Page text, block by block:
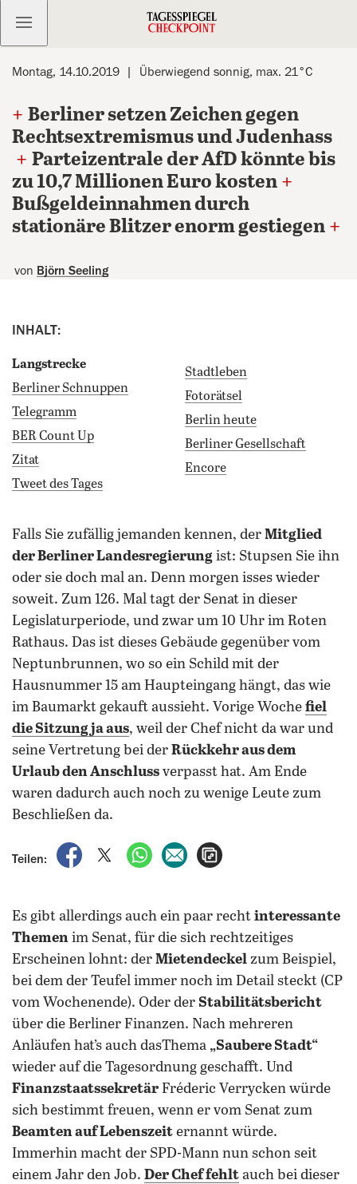
Kostenlos anmelden
Montag, 14.10.2019 Überwiegend sonnig, max. 21°C
+ Berliner setzen Zeichen gegen
Rechtsextremismus und Judenhass
+ Parteizentrale der AfD könnte bis
zu 10,7 Millionen Euro kosten +
Bußgeldeinnahmen durch
stationäre Blitzer enorm gestiegen +
von Björn Seeling
INHALT:
Langstrecke
Berliner Schnuppen
Telegramm
BER Count Up
Zitat
Tweet des Tages
Stadtleben
Fotorätsel
Berlin heute
Berliner Gesellschaft
Encore
falls Sie zufällig jemanden kennen, der Mitglied
der Berliner Landesregierung ist: Stupsen Sie ihn
oder sie doch mal an. Denn morgen isses wieder
soweit. Zum 126. Mal tagt der Senat in dieser
Legislaturperiode, und zwar um 10 Uhr im Roten
Rathaus. Das ist dieses Gebäude gegenüber vom
Neptunbrunnen, wo so ein Schild mit der
Hausnummer 15 am Haupteingang hängt, das wie
im Baumarkt gekauft aussieht. Vorige Woche fiel
die Sitzung ja aus, weil der Chef nicht da war und
seine Vertretung bei der Rückkehr aus dem
Urlaub den Anschluss verpasst hat. Am Ende
waren dadurch auch noch zu wenige Leute zum
Beschließen da.
Teilen:
auf Facebook teilen
auf X teilenper WhatsApp teilen
per E-Mail teilen
Es gibt allerdings auch ein paar recht interessante
Themen im Senat, für die sich rechtzeitiges
Erscheinen lohnt: der Mietendeckel zum Beispiel,
bei dem der Teufel immer noch im Detail steckt (CP
vom Wochenende). Oder der Stabilitätsbericht
über die Berliner Finanzen. Nach mehreren
Anläufen hat’s auch dasThema „Saubere Stadt“
wieder auf die Tagesordnung geschafft. Und
Finanzstaatssekretär Fréderic Verrycken würde
sich bestimmt freuen, wenn er vom Senat zum
Beamten auf Lebenszeit ernannt würde.
Immerhin macht der SPD-Mann nun schon seit
einem Jahr den Job. Der Chef fehlt auch bei dieser